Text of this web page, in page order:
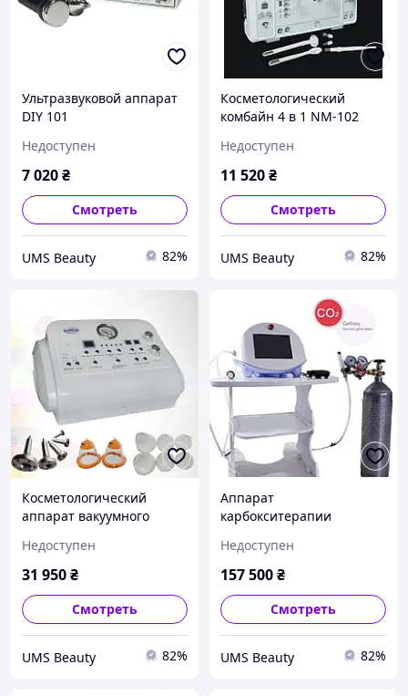
Ультразвуковой аппарат
DIY 101
Недоступен
7 020₴
Смотреть
UMS Beauty 82%
Косметологический
комбайн 4 в 1 NM-102
Недоступен
11 520₴
Смотреть
UMS Beauty 82%
Косметологический
аппарат вакуумного
Недоступен
31 950₴
Смотреть
UMS Beauty 82%
Аппарат
карбокситерапии
Недоступен
157 500₴
Смотреть
UMS Beauty 82%